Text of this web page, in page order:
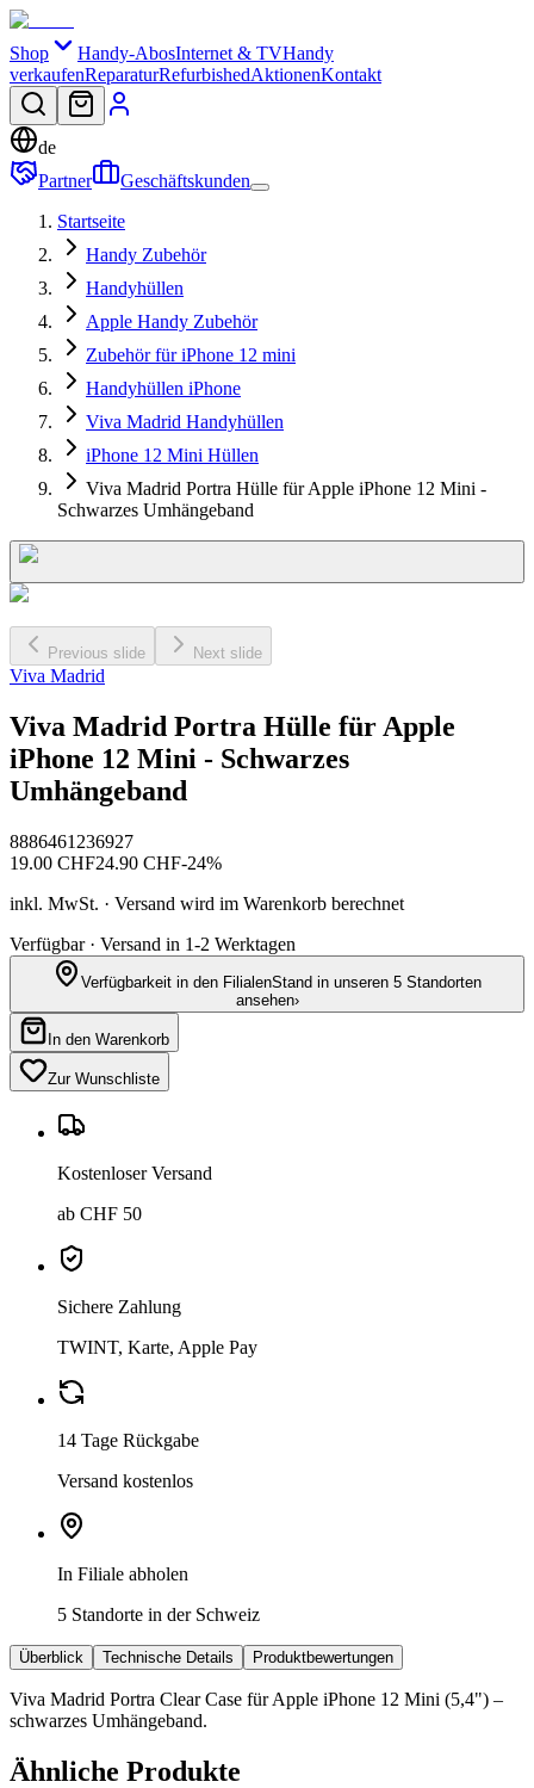
Shop Handy-AbosInternet & TVHandy
verkaufenReparaturRefurbishedAktionenKontakt
de
Partner
Geschäftskunden
Startseite
Handy Zubehör
Handyhüllen
Apple Handy Zubehör
Zubehör für iPhone 12 mini
Handyhüllen iPhone
Viva Madrid Handyhüllen
iPhone 12 Mini Hüllen
Viva Madrid Portra Hülle für Apple iPhone 12 Mini -
Schwarzes Umhängeband
Previous slide Next slide
Viva Madrid
Viva Madrid Portra Hülle für Apple
iPhone 12 Mini - Schwarzes
Umhängeband
8886461236927
19.00 CHF24.90 CHF-24%
inkl. MwSt. · Versand wird im Warenkorb berechnet
Verfügbar · Versand in 1-2 Werktagen
Verfügbarkeit in den FilialenStand in unseren 5 Standorten
ansehen›
In den Warenkorb
Zur Wunschliste
Kostenloser Versand
ab CHF 50
Sichere Zahlung
TWINT, Karte, Apple Pay
14 Tage Rückgabe
Versand kostenlos
In Filiale abholen
5 Standorte in der Schweiz
Überblick Technische Details Produktbewertungen
Viva Madrid Portra Clear Case für Apple iPhone 12 Mini (5,4") –
schwarzes Umhängeband.
Ähnliche Produkte